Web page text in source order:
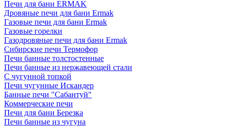
Печи для бани ERMAK
Дровяные печи для бани Ermak
Газовые печи для бани Ermak
Газовые горелки
Газодровяные печи для бани Ermak
Сибирские печи Термофор
Печи банные толстостенные
Печи банные из нержавеющей стали
С чугунной топкой
Печи чугунные Искандер
Банные печи "Сабантуй"
Коммерческие печи
Печи для бани Березка
Печи банные из чугуна